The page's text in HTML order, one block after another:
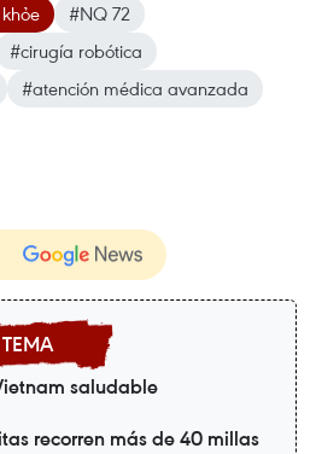
#NQ 72
#cirugía robótica
#atención médica avanzada
saludable
recorren más de 40 millas